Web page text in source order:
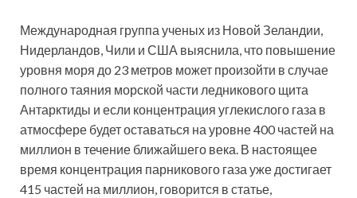
Международная группа ученых из Новой Зеландии,
Нидерландов, Чили и США выяснила, что повышение
уровня моря до 23 метров может произойти в случае
полного таяния морской части ледникового щита
Антарктиды и если концентрация углекислого газа в
атмосфере будет оставаться на уровне 400 частей на
миллион в течение ближайшего века. В настоящее
время концентрация парникового газа уже достигает
415 частей на миллион, говорится в статье,